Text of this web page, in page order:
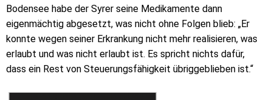
Bodensee habe der Syrer seine Medikamente dann
eigenmächtig abgesetzt, was nicht ohne Folgen blieb: „Er
konnte wegen seiner Erkrankung nicht mehr realisieren, was
erlaubt und was nicht erlaubt ist. Es spricht nichts dafür,
dass ein Rest von Steuerungsfähigkeit übriggeblieben ist.“